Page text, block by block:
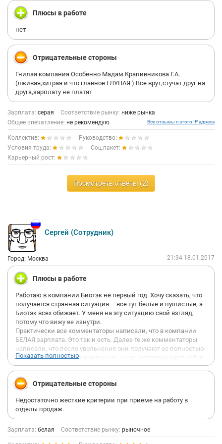
Плюсы в работе
нет
Отрицательные стороны
Гнилая компания.Особенно Мадам Крапивникова Г.А.
(лживая,хитрая и что главное ГЛУПАЯ ).Все врут,стучат друг на
друга,зарплату не платят
Зарплата: серая Соответствие рынку: ниже рынка
Общее впечатление: не рекомендую Все отзывы с этого IP адреса
Коллектив:
Руководство:
Условия труда:
Соц.пакет:
Карьерный рост:
Посмотреть ответы (2)
Сергей (Сотрудник)
Город: Москва 21:34 18.01.2017
Плюсы в работе
Работаю в компании Биотэк не первый год. Хочу сказать, что
получается странная ситуация – все тут белые и пушистые, а
Биотэк всех обижает. У меня на эту ситуацию свой взгляд,
потому что вижу ее изнутри.
Практически все комментаторы написали, что в компании
БЕЛАЯ зарплата. Это так и есть. Далее те же комментаторы
написали, что после увольнения они получают ее полностью.
Как и во всех крупных компаниях, у нас регулярно идет набор,
и появляются менеджеры, в том числе и на руководящих
позициях, с дипломами, рекомендациями и стажем работы в
крупных фармкомпаниях.
"крутые" менеджеры НЕ ОСУЩЕСТВИЛИ НИ ОДНОЙ!!! продажи
- при этом они еще и претендуют!!! на премии, которые
заработал отдел за счет других менеджеров, которые
вкалывают. Когда руководство начинает задавать вопросы, -
эти люди делают все, чтобы подольше задержаться в
Показать полностью
Отрицательные стороны
Недостаточно жесткие критерии при приеме на работу в
отделы продаж.
Зарплата: белая Соответствие рынку: рыночное